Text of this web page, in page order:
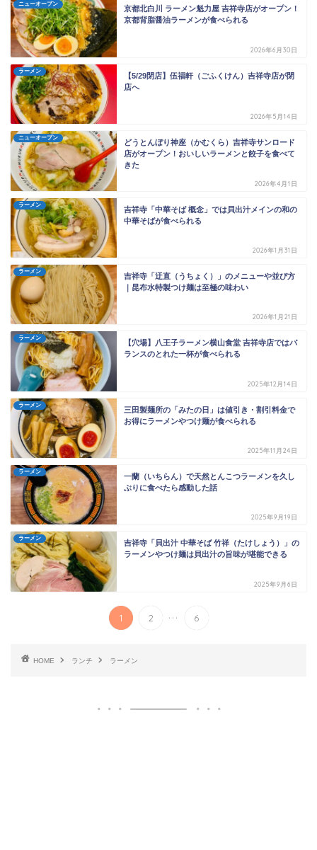
ニューオープン
京都北白川 ラーメン魁力屋 吉祥寺店がオープン！
京都背脂醤油ラーメンが食べられる
2026年6月30日
ラーメン
【5/29閉店】伍福軒（ごふくけん）吉祥寺店が閉
店へ
2026年5月14日
ニューオープン
どうとんぼり神座（かむくら）吉祥寺サンロード
店がオープン！おいしいラーメンと餃子を食べて
きた
2026年4月1日
ラーメン
吉祥寺「中華そば 概念」では貝出汁メインの和の
中華そばが食べられる
2026年1月31日
ラーメン
吉祥寺「迂直（うちょく）」のメニューや並び方
｜昆布水特製つけ麺は至極の味わい
2026年1月21日
ラーメン
【穴場】八王子ラーメン横山食堂 吉祥寺店ではバ
ランスのとれた一杯が食べられる
2025年12月14日
ラーメン
三田製麺所の「みたの日」は値引き・割引料金で
お得にラーメンやつけ麺が食べられる
2025年11月24日
ラーメン
一蘭（いちらん）で天然とんこつラーメンを久し
ぶりに食べたら感動した話
2025年9月19日
ラーメン
吉祥寺「貝出汁 中華そば 竹祥（たけしょう）」の
ラーメンやつけ麺は貝出汁の旨味が堪能できる
2025年9月6日
1 2 ... 6
HOME ランチ ラーメン